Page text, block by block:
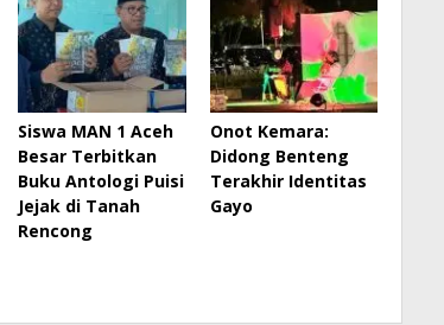
Siswa MAN 1 Aceh
Besar Terbitkan
Buku Antologi Puisi
Jejak di Tanah
Rencong
Onot Kemara:
Didong Benteng
Terakhir Identitas
Gayo